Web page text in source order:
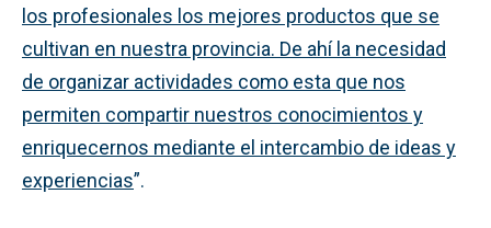
los profesionales los mejores productos que se
cultivan en nuestra provincia. De ahí la necesidad
de organizar actividades como esta que nos
permiten compartir nuestros conocimientos y
enriquecernos mediante el intercambio de ideas y
experiencias”.